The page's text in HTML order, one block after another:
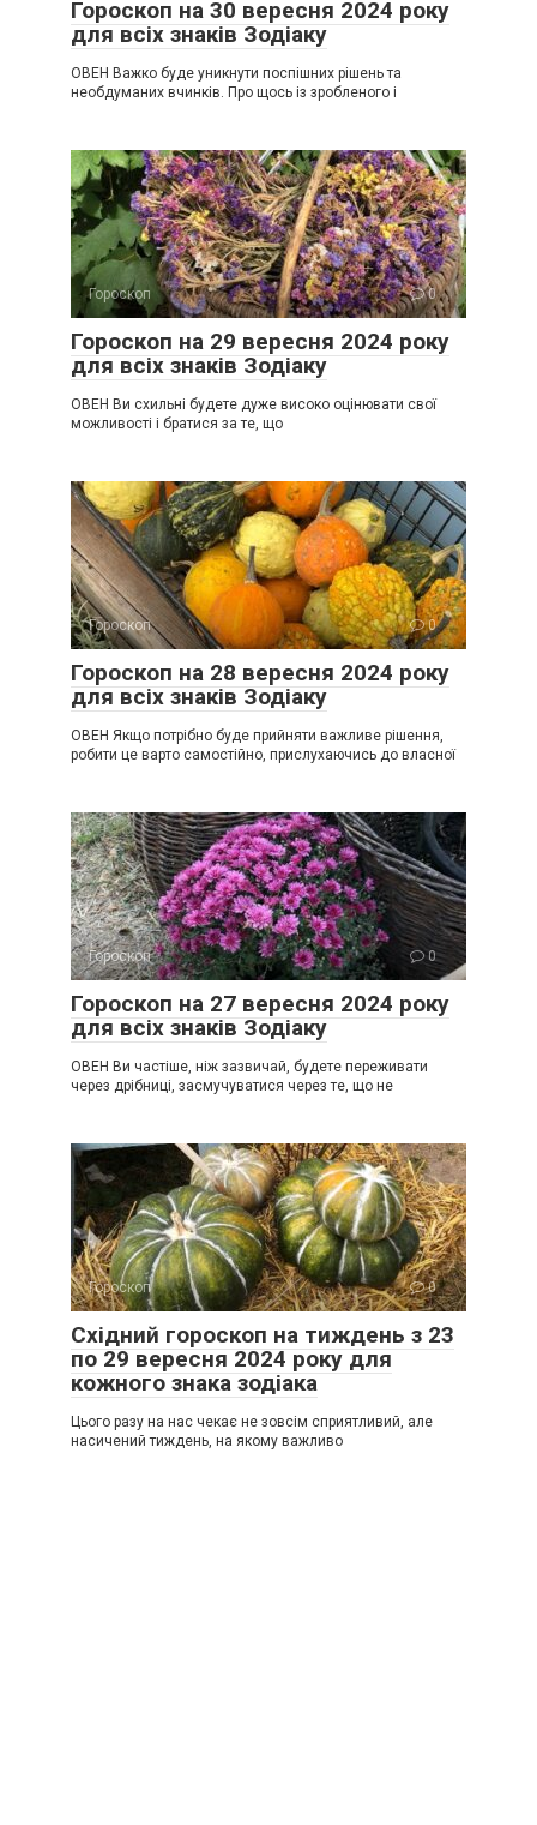
Гороскоп на 30 вересня 2024 року
для всіх знаків Зодіаку
ОВЕН Важко буде уникнути поспішних рішень та
необдуманих вчинків. Про щось із зробленого і
Гороскоп 0
Гороскоп на 29 вересня 2024 року
для всіх знаків Зодіаку
ОВЕН Ви схильні будете дуже високо оцінювати свої
можливості і братися за те, що
Гороскоп 0
Гороскоп на 28 вересня 2024 року
для всіх знаків Зодіаку
ОВЕН Якщо потрібно буде прийняти важливе рішення,
робити це варто самостійно, прислухаючись до власної
Гороскоп 0
Гороскоп на 27 вересня 2024 року
для всіх знаків Зодіаку
ОВЕН Ви частіше, ніж зазвичай, будете переживати
через дрібниці, засмучуватися через те, що не
Гороскоп 0
Східний гороскоп на тиждень з 23
по 29 вересня 2024 року для
кожного знака зодіака
Цього разу на нас чекає не зовсім сприятливий, але
насичений тиждень, на якому важливо